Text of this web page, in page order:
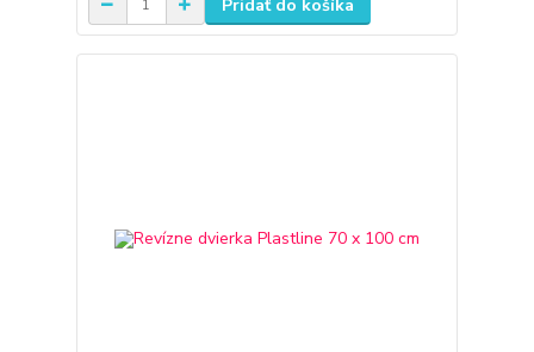
Pridať do košíka